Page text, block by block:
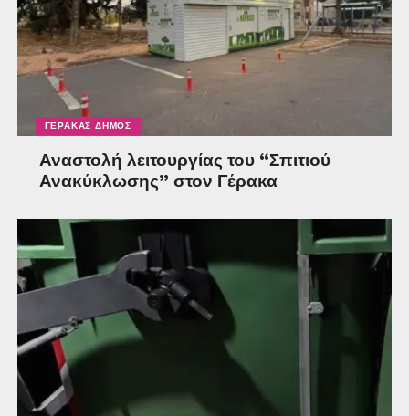
ΓΈΡΑΚΑΣ ΔΉΜΟΣ
Αναστολή λειτουργίας του “Σπιτιού
Ανακύκλωσης” στον Γέρακα